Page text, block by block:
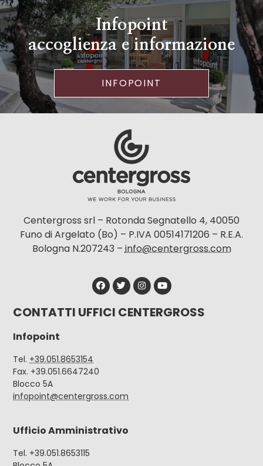
Infopoint
accoglienza e informazione
INFOPOINT
Centergross srl – Rotonda Segnatello 4, 40050
Funo di Argelato (Bo) – P.IVA 00514171206 – R.E.A.
Bologna N.207243 –info@centergross.com
CONTATTI UFFICI CENTERGROSS
Infopoint
Tel. +39.051.8653154
Fax. +39.051.6647240
Blocco 5A
infopoint@centergross.com
Ufficio Amministrativo
Tel. +39.051.8653115